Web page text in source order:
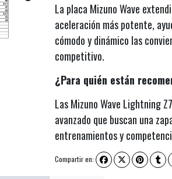
La placa Mizuno Wave
aceleración más potente,
cómodo y dinámico las
competitivo.
¿Para quién están
Las Mizuno Wave Lightning
avanzado que buscan una
entrenamientos y
Compartir en: